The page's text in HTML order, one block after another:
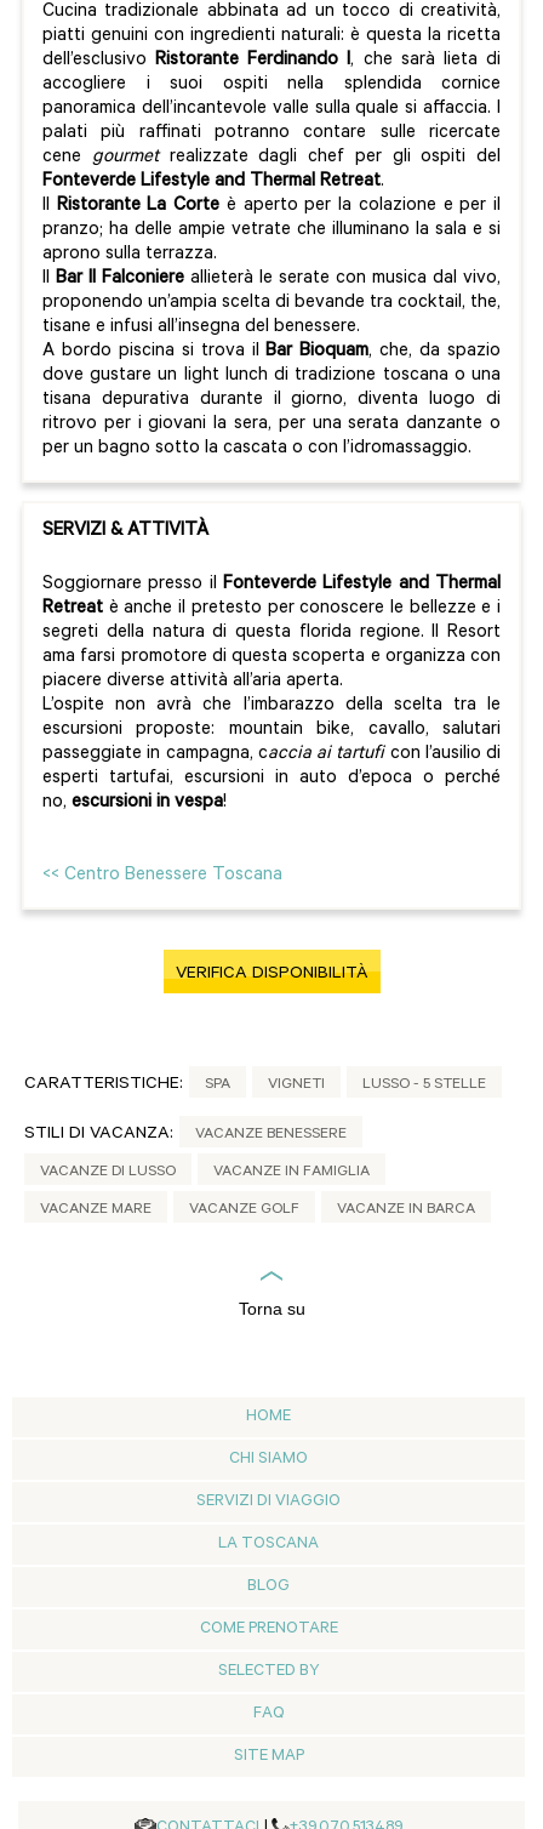
Cucina tradizionale abbinata ad un tocco di creatività,
piatti genuini con ingredienti naturali: è questa la ricetta
dell’esclusivoRistorante Ferdinando I, che sarà lieta di
accogliere i suoi ospiti nella splendida cornice
panoramica dell’incantevole valle sulla quale si affaccia. I
palati più raffinati potranno contare sulle ricercate
cene gourmet realizzate dagli chef per gli ospiti del
Fonteverde Lifestyle and Thermal Retreat.
Il Ristorante La Corte è aperto per la colazione e per il
pranzo; ha delle ampie vetrate che illuminano la sala e si
aprono sulla terrazza.
Il Bar Il Falconiere allieterà le serate con musica dal vivo,
proponendo un’ampia scelta di bevande tra cocktail, the,
tisane e infusi all’insegna del benessere.
A bordo piscina si trova ilBar Bioquam, che, da spazio
dove gustare un light lunch di tradizione toscana o una
tisana depurativa durante il giorno, diventa luogo di
ritrovo per i giovani la sera, per una serata danzante o
per un bagno sotto la cascata o con l’idromassaggio.
SERVIZI & ATTIVITÀ
Soggiornare presso il Fonteverde Lifestyle and Thermal
Retreat è anche il pretesto per conoscere le bellezze e i
segreti della natura di questa florida regione. Il Resort
ama farsi promotore di questa scoperta e organizza con
piacere diverse attività all’aria aperta.
L’ospite non avrà che l’imbarazzo della scelta tra le
escursioni proposte: mountain bike, cavallo, salutari
passeggiate in campagna, caccia ai tartuficon l’ausilio di
esperti tartufai, escursioni in auto d’epoca o perché
no, escursioni in vespa!
<< Centro Benessere Toscana
VERIFICA DISPONIBILITÀ
CARATTERISTICHE: SPA VIGNETI LUSSO - 5 STELLE
STILI DI VACANZA: VACANZE BENESSERE
VACANZE DI LUSSO VACANZE IN FAMIGLIA
VACANZE MARE VACANZE GOLF VACANZE IN BARCA
Torna su
HOME
CHI SIAMO
SERVIZI DI VIAGGIO
LA TOSCANA
BLOG
COME PRENOTARE
SELECTED BY
FAQ
SITE MAP